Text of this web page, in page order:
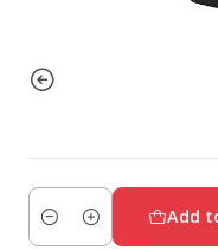
Quantity
Add